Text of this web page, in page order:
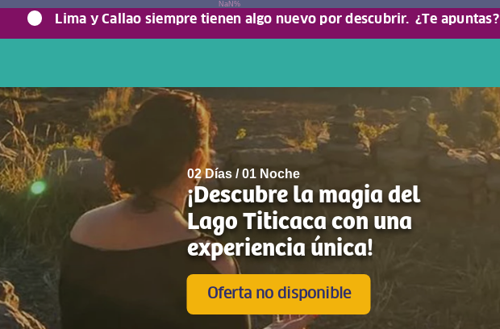
Lima y Callao siempre tienen algo nuevo por descubrir. ¿Te apuntas?
NaN%
02 Días / 01 Noche
¡Descubre la magia del
Lago Titicaca con una
experiencia única!
Oferta no disponible